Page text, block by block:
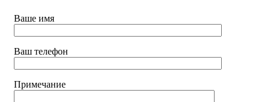
Ваше имя
Ваш телефон
Примечание